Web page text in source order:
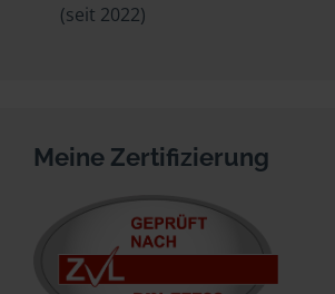
(seit 2022)
Meine Zertifizierung